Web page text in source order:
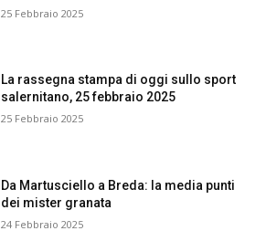
25 Febbraio 2025
La rassegna stampa di oggi sullo sport
salernitano, 25 febbraio 2025
25 Febbraio 2025
Da Martusciello a Breda: la media punti
dei mister granata
24 Febbraio 2025